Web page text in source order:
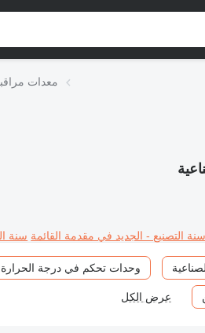
معدات
سنة التصنيع - الجديد في مقدمة القائمة سنة
وحدات تحكم في درجة الحرارة
عرض الكل